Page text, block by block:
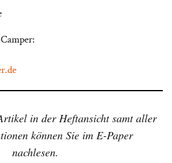
in der Heftansicht samt aller
können Sie im E-Paper
nachlesen.